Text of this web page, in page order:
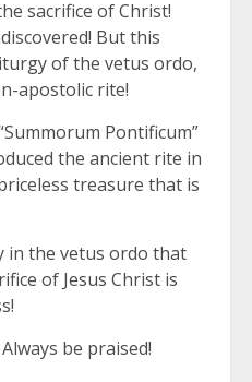
sacrifice of Christ!
But this
of the vetus ordo,
apostolic rite!
Pontificum”
the ancient rite in
treasure that is
in the vetus ordo that
of Jesus Christ is
be praised!